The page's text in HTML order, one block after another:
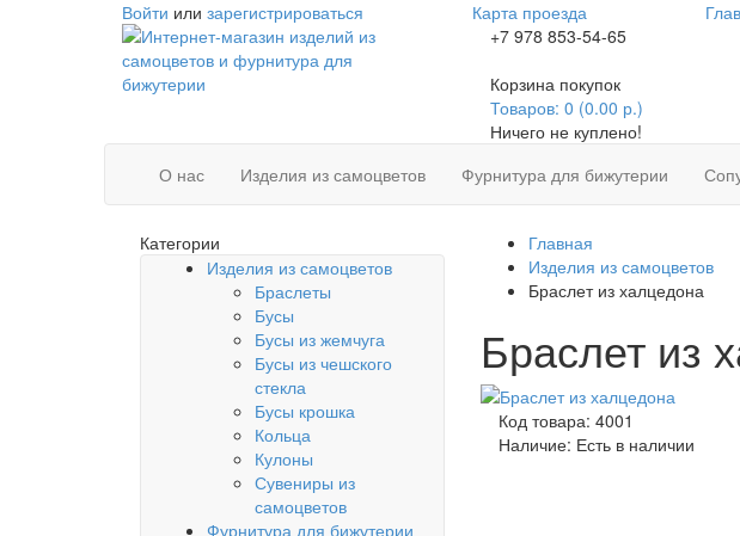
Войти или зарегистрироваться Карта проезда
+7 978 853-54-65
Корзина покупок
Товаров: 0 (0.00 р.)
Ничего не куплено!
О нас
Изделия из самоцветов Фурнитура для бижутерии
Категории
Изделия из самоцветов
Браслеты
Бусы
Бусы из жемчуга
Бусы из чешского
стекла
Бусы крошка
Кольца
Кулоны
Сувениры из
самоцветов
Фурнитура для бижутерии
Главная
Изделия из самоцветов
Браслет из халцедона
Браслет из
Код товара: 4001
Наличие: Есть в наличии